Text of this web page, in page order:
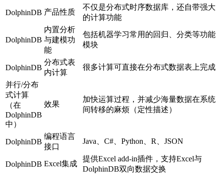
DolphinDB 产品性质
不仅是分布式时序数据库，还自带强大
的计算功能
DolphinDB
内置分析
与建模功
能
包括机器学习常用的回归、分类等功能
模块
DolphinDB
分布式表
内计算
很多计算可直接在分布式数据表上完成
并行/分布
式计算
（在
DolphinDB
中）
效果
加快运算过程，并减少海量数据在系统
间转移的麻烦（定性描述）
DolphinDB
编程语言
接口
Java、C#、Python、R、JSON
DolphinDB Excel集成
提供Excel add-in插件，支持Excel与
DolphinDB双向数据交换